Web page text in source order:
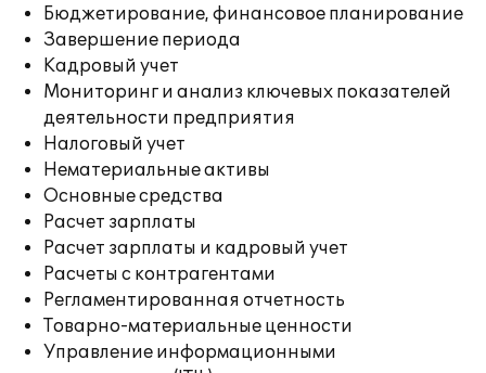
Бюджетирование, финансовое планирование
Завершение периода
Кадровый учет
Мониторинг и анализ ключевых показателей
деятельности предприятия
Налоговый учет
Нематериальные активы
Основные средства
Расчет зарплаты
Расчет зарплаты и кадровый учет
Расчеты с контрагентами
Регламентированная отчетность
Товарно-материальные ценности
Управление информационными